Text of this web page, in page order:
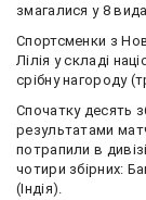
змагалися у 8
Спортсменки з
Лілія у складі
срібну нагороду
Спочатку десять
результатами
потрапили в
чотири збірних:
(Індія).